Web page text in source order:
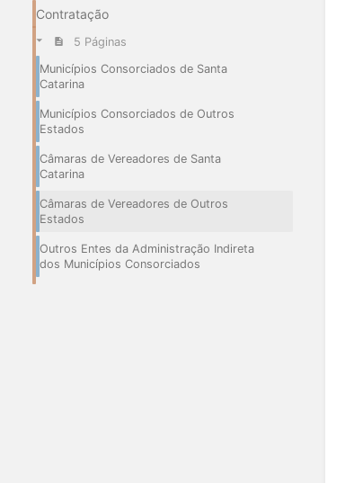
Contratação
5 Páginas
Municípios Consorciados de Santa
Catarina
Municípios Consorciados de Outros
Estados
Câmaras de Vereadores de Santa
Catarina
Câmaras de Vereadores de Outros
Estados
Outros Entes da Administração Indireta
dos Municípios Consorciados